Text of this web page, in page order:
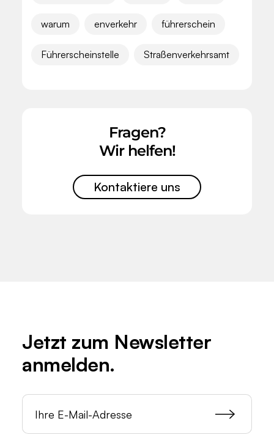
warum enverkehr führerschein
Führerscheinstelle Straßenverkehrsamt
Fragen?
Wir helfen!
Kontaktiere uns
Jetzt zum Newsletter
anmelden.